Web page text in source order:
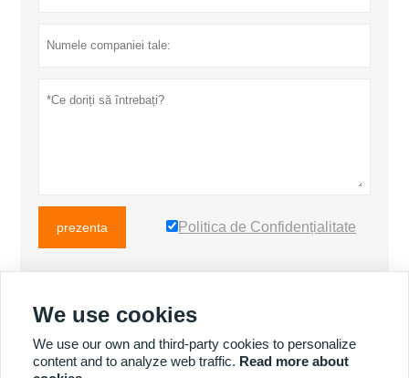
prezenta Politica de Confidențialitate
We use cookies
We use our own and third-party cookies to personalize
content and to analyze web traffic. Read more about